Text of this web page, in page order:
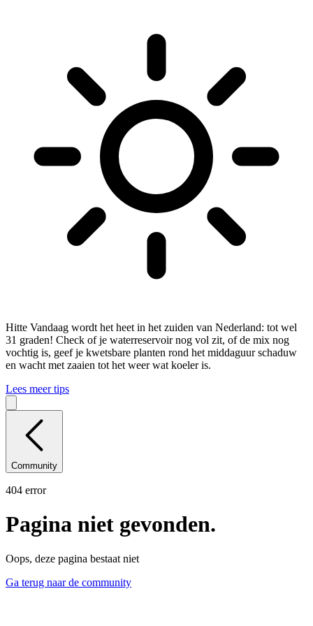
Hitte Vandaag wordt het heet in het zuiden van Nederland: tot wel
31 graden! Check of je waterreservoir nog vol zit, of de mix nog
vochtig is, geef je kwetsbare planten rond het middaguur schaduw
en wacht met zaaien tot het weer wat koeler is.
Lees meer tips
Community
404 error
Pagina niet gevonden.
Oops, deze pagina bestaat niet
Ga terug naar de community